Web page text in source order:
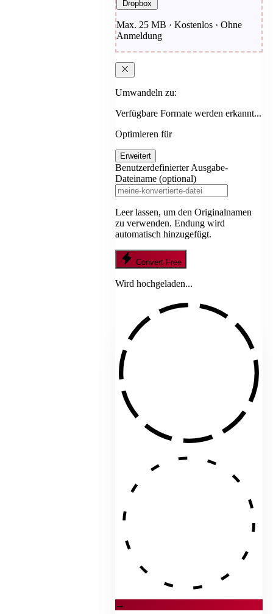
Dropbox
Max. 25 MB · Kostenlos · Ohne
Anmeldung
Umwandeln zu:
Verfügbare Formate werden erkannt...
Optimieren für
Erweitert
Benutzerdefinierter Ausgabe-
Dateiname (optional)
Leer lassen, um den Originalnamen
zu verwenden. Endung wird
automatisch hinzugefügt.
Convert Free
Wird hochgeladen...
→